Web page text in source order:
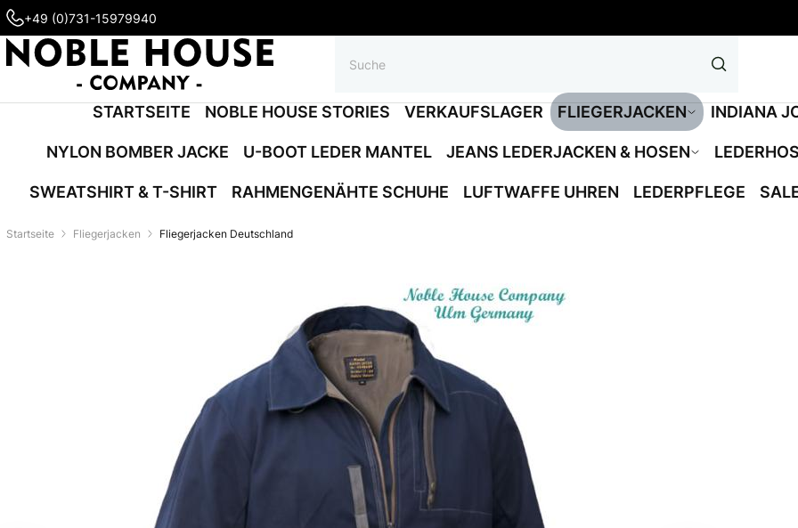
+49 (0)731-15979940
STARTSEITE NOBLE HOUSE STORIES VERKAUFSLAGER FLIEGERJACKEN INDIANA
NYLON BOMBER JACKE U-BOOT LEDER MANTEL JEANS LEDERJACKEN & HOSEN
SWEATSHIRT & T-SHIRT RAHMENGENÄHTE SCHUHE LUFTWAFFE UHREN LEDERPFLEGE
Startseite Fliegerjacken Fliegerjacken Deutschland